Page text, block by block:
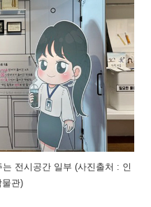
전시공간 일부 (사진출처 : 인
물관)